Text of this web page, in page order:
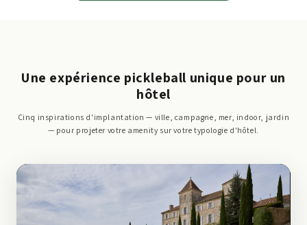
Une expérience pickleball unique pour un
hôtel
Cinq inspirations d'implantation — ville, campagne, mer, indoor, jardin
— pour projeter votre amenity sur votre typologie d'hôtel.